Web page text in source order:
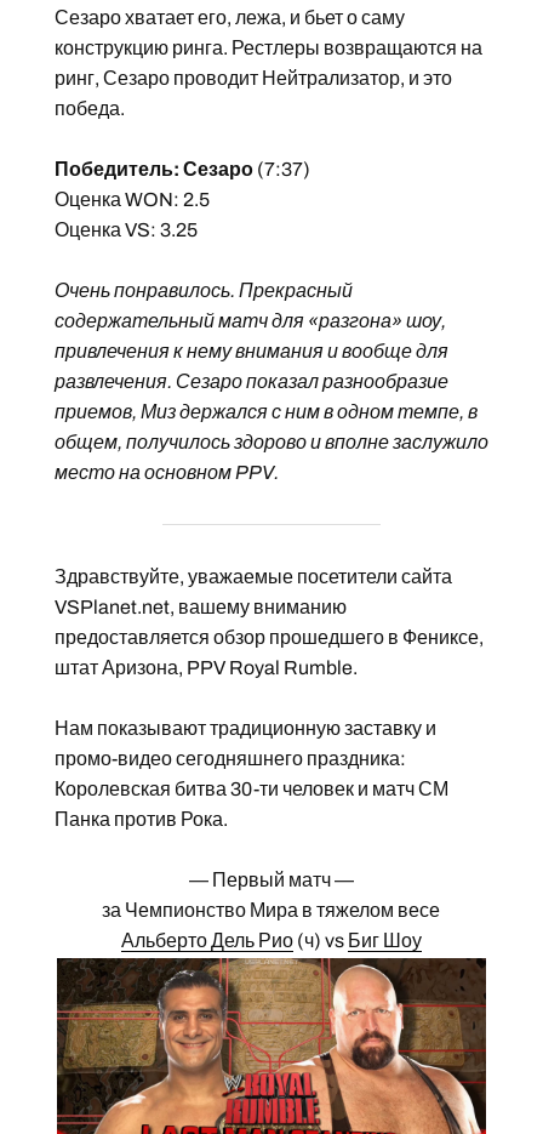
Сезаро хватает его, лежа, и бьет о саму
конструкцию ринга. Рестлеры возвращаются на
ринг, Сезаро проводит Нейтрализатор, и это
победа.
Победитель: Сезаро(7:37)
Оценка WON: 2.5
Оценка VS: 3.25
Очень понравилось. Прекрасный
содержательный матч для «разгона» шоу,
привлечения к нему внимания и вообще для
развлечения. Сезаро показал разнообразие
приемов, Миз держался с ним в одном темпе, в
общем, получилось здорово и вполне заслужило
место на основном PPV.
Здравствуйте, уважаемые посетители сайта
VSPlanet.net, вашему вниманию
предоставляется обзор прошедшего в Фениксе,
штат Аризона, PPV Royal Rumble.
Нам показывают традиционную заставку и
промо-видео сегодняшнего праздника:
Королевская битва 30-ти человек и матч СМ
Панка против Рока.
— Первый матч —
за Чемпионство Мира в тяжелом весе
Альберто Дель Рио(ч) vs Биг Шоу